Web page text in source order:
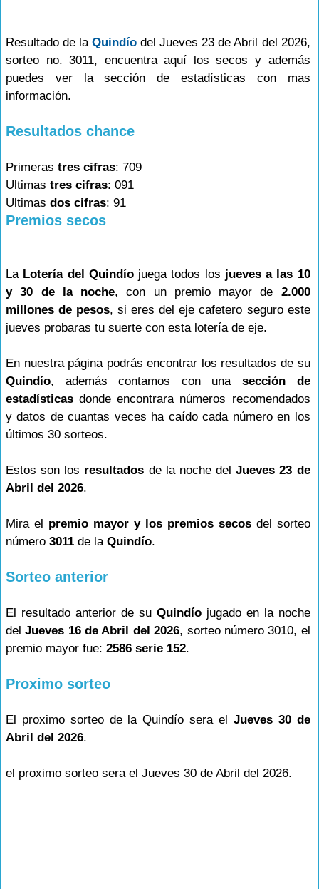
Resultado de laQuindío del Jueves 23 de Abril del 2026,
sorteo no. 3011, encuentra aquí los secos y además
puedes ver la sección de estadísticas con mas
información.
Resultados chance
Primeras tres cifras: 709
Ultimas tres cifras: 091
Ultimas dos cifras: 91
Premios secos
La Lotería del Quindíojuega todos los jueves a las 10
y 30 de la noche, con un premio mayor de 2.000
millones de pesos, si eres del eje cafetero seguro este
jueves probaras tu suerte con esta lotería de eje.
En nuestra página podrás encontrar los resultados de su
Quindío, además contamos con una sección de
estadísticas donde encontrara números recomendados
y datos de cuantas veces ha caído cada número en los
últimos 30 sorteos.
Estos son los resultados de la noche delJueves 23 de
Abril del 2026.
Mira el premio mayor y los premios secosdel sorteo
número 3011 de la Quindío.
Sorteo anterior
El resultado anterior de su Quindíojugado en la noche
delJueves 16 de Abril del 2026, sorteo número 3010, el
premio mayor fue: 2586 serie 152.
Proximo sorteo
El proximo sorteo de la Quindío sera el Jueves 30 de
Abril del 2026.
el proximo sorteo sera el Jueves 30 de Abril del 2026.